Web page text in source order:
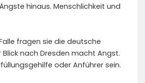
hinaus. Menschlichkeit und
fragen sie die deutsche
nach Dresden macht Angst.
oder Anführer sein.